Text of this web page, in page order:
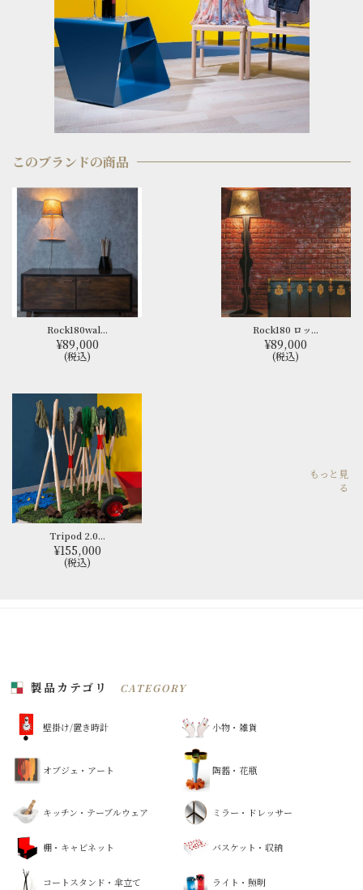
このブランドの商品
Rock180wal...
¥89,000
(税込)
Rock180 ロッ...
¥89,000
(税込)
Tripod 2.0...
¥155,000
(税込)
もっと見
る
製品カテゴリ CATEGORY
壁掛け/置き時計 小物・雑貨
オブジェ・アート 陶器・花瓶
キッチン・テーブルウェア ミラー・ドレッサー
棚・キャビネット バスケット・収納
コートスタンド・傘立て ライト・照明